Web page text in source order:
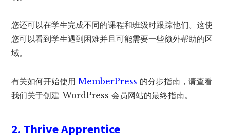
您还可以在学生完成不同的课程和班级时跟踪他们。这使
您可以看到学生遇到困难并且可能需要一些额外帮助的区
域。
有关如何开始使用MemberPress 的分步指南，请查看
我们关于创建 WordPress 会员网站的最终指南。
2. Thrive Apprentice